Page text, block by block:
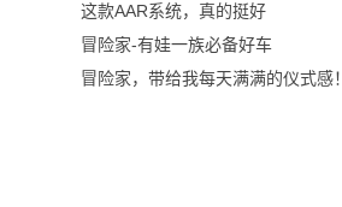
这款AAR系统，真的挺好
冒险家-有娃一族必备好车
冒险家，带给我每天满满的仪式感！